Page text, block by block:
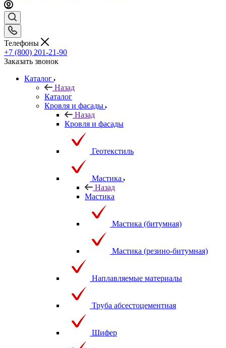
Телефоны
+7 (800) 201-21-90
Заказать звонок
Каталог
Назад
Каталог
Кровля и фасады
Назад
Кровля и фасады
Геотекстиль
Мастика
Назад
Мастика
Мастика (битумная)
Мастика (резино-битумная)
Наплавляемые материалы
Труба абсестоцементная
Шифер